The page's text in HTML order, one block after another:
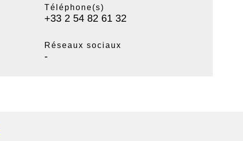
Téléphone(s)
+33 2 54 82 61 32
Réseaux sociaux
-